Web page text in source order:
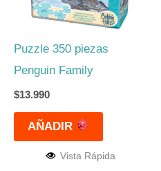
Puzzle 350 piezas
Penguin Family
$13.990
AÑADIR
Vista Rápida